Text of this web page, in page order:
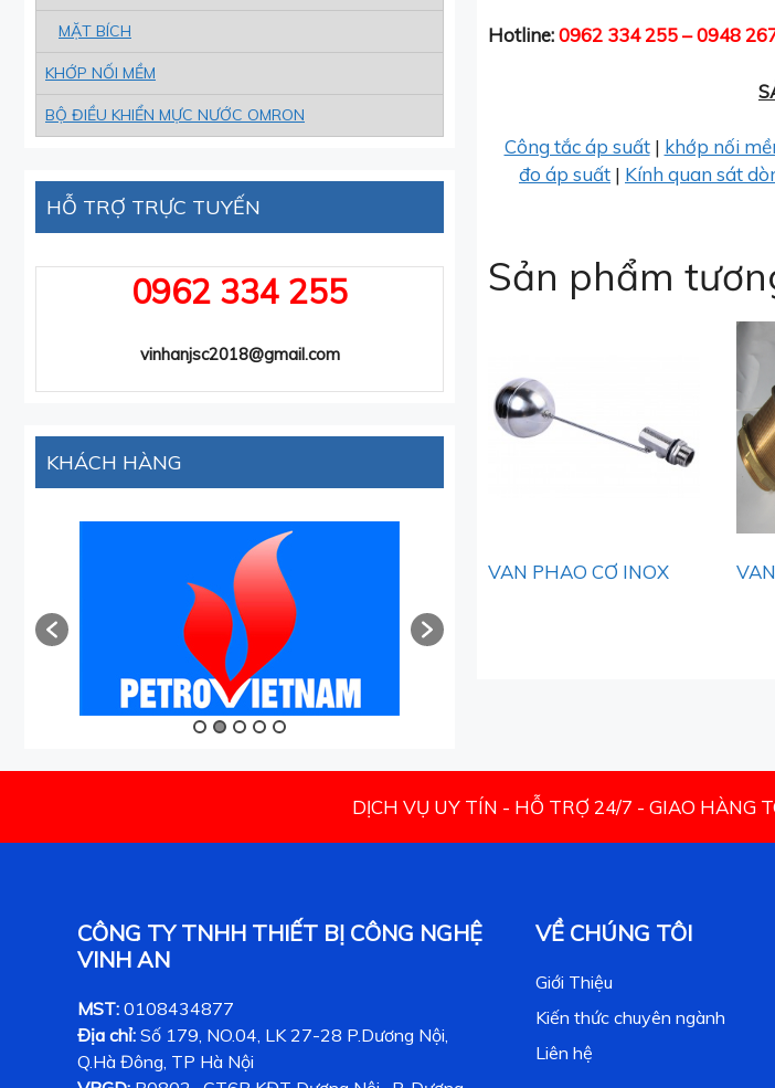
Hotline:0962 334 255 – 0948
Công tắc áp suất| khớp nối
đo áp suất | Kính quan sát
Sản phẩm
VAN PHAO CƠ INOX
MẶT BÍCH
KHỚP NỐI MỀM
BỘ ĐIỀU KHIỂN MỰC NƯỚC OMRON
HỖ TRỢ TRỰC TUYẾN
0962 334 255
vinhanjsc2018@gmail.com
KHÁCH HÀNG
DỊCH VỤ UY TÍN - HỖ TRỢ 24/7 - GIAO HÀNG
CÔNG TY TNHH THIẾT BỊ CÔNG NGHỆ
VINH AN
MST: 0108434877
Địa chỉ: Số 179, NO.04, LK 27-28 P.Dương Nội,
Q.Hà Đông, TP Hà Nội
VỀ CHÚNG TÔI
Giới Thiệu
Kiến thức chuyên ngành
Liên hệ